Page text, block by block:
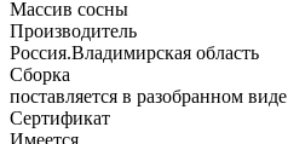
Массив сосны
Производитель
Россия.Владимирская область
Сборка
поставляется в разобранном виде
Сертификат
Имеется